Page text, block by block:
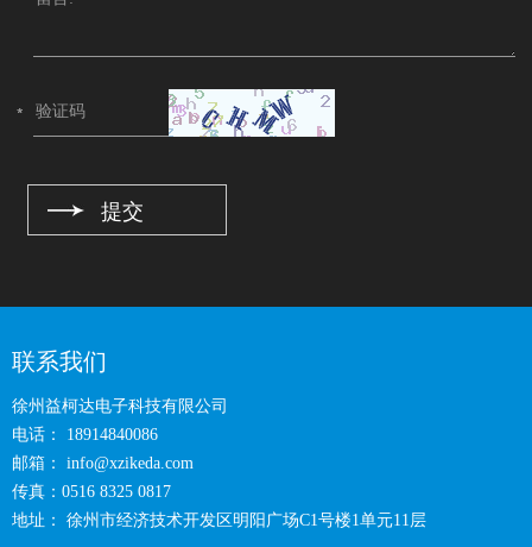
联系我们
徐州益柯达电子科技有限公司
电话： 18914840086
邮箱：
info@xzikeda.com
传真：0516 8325 0817
地址： 徐州市经济技术开发区明阳广场C1号楼1单元11层